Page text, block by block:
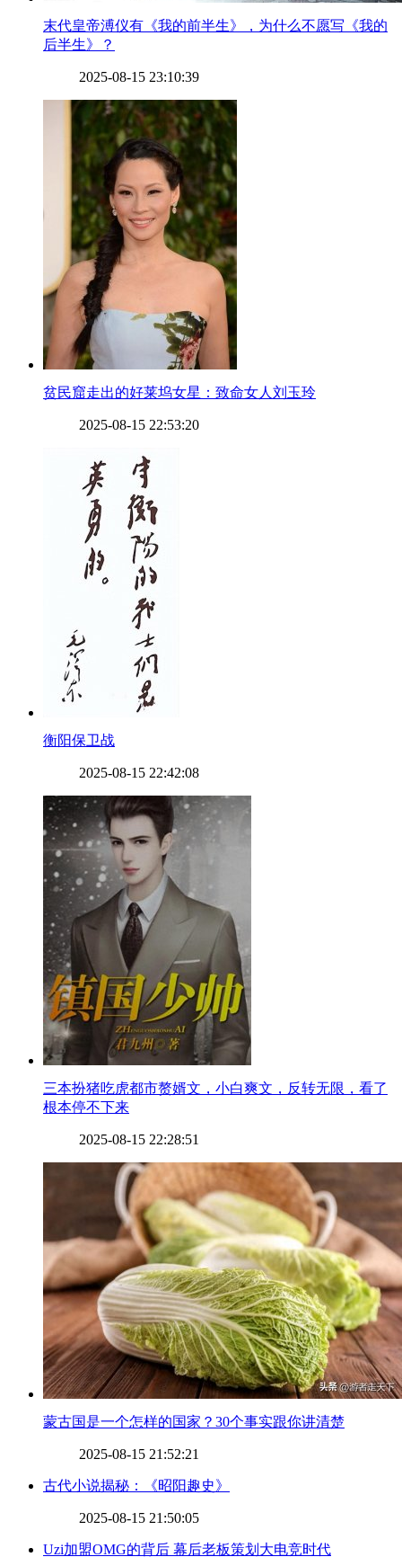
​末代皇帝溥仪有《我的前半生》，为什么不愿写《我的
后半生》？
2025-08-15 23:10:39
​贫民窟走出的好莱坞女星：致命女人刘玉玲
2025-08-15 22:53:20
​衡阳保卫战
2025-08-15 22:42:08
​三本扮猪吃虎都市赘婿文，小白爽文，反转无限，看了
根本停不下来
2025-08-15 22:28:51
​蒙古国是一个怎样的国家？30个事实跟你讲清楚
2025-08-15 21:52:21
​古代小说揭秘：《昭阳趣史》
2025-08-15 21:50:05
​Uzi加盟OMG的背后 幕后老板策划大电竞时代